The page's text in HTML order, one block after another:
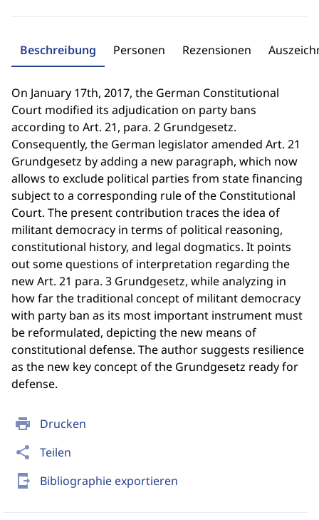
print Drucken
share Teilen
send_to_mobile Bibliographie exportieren
Beschreibung Personen Rezensionen
On January 17th, 2017, the German Constitutional
Court modified its adjudication on party bans
according to Art. 21, para. 2 Grundgesetz.
Consequently, the German legislator amended Art. 21
Grundgesetz by adding a new paragraph, which now
allows to exclude political parties from state financing
subject to a corresponding rule of the Constitutional
Court. The present contribution traces the idea of
militant democracy in terms of political reasoning,
constitutional history, and legal dogmatics. It points
out some questions of interpretation regarding the
new Art. 21 para. 3 Grundgesetz, while analyzing in
how far the traditional concept of militant democracy
with party ban as its most important instrument must
be reformulated, depicting the new means of
constitutional defense. The author suggests resilience
as the new key concept of the Grundgesetz ready for
defense.